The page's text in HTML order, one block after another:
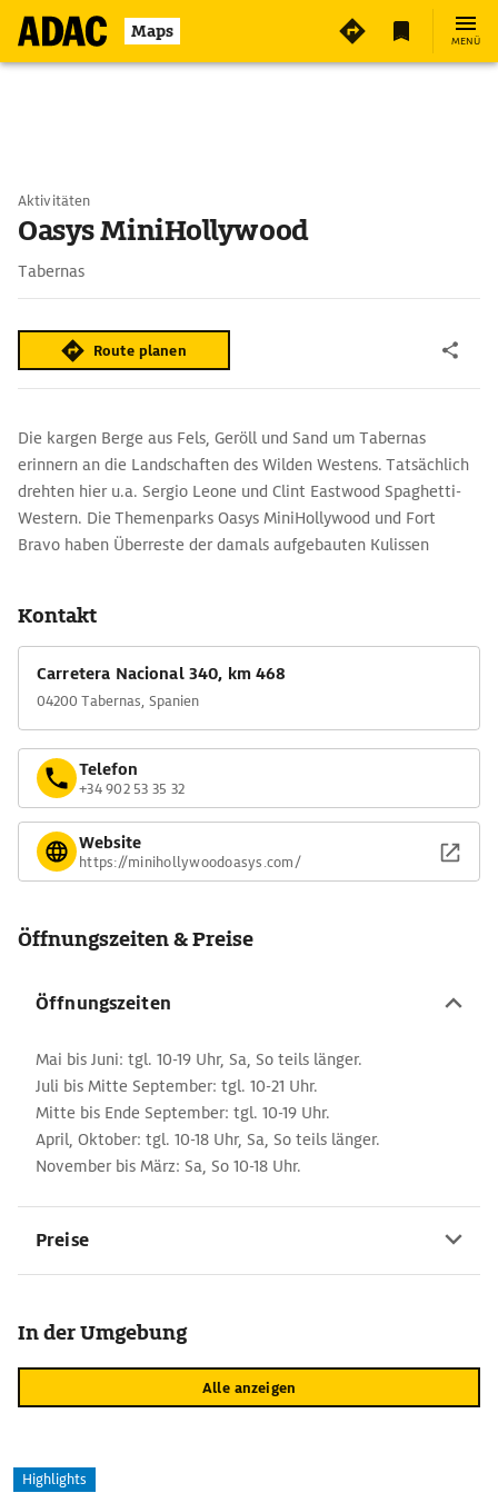
Maps MENÜ
Aktivitäten
Oasys MiniHollywood
Tabernas
Route planen
Die kargen Berge aus Fels, Geröll und Sand um Tabernas
erinnern an die Landschaften des Wilden Westens. Tatsächlich
drehten hier u.a. Sergio Leone und Clint Eastwood Spaghetti-
Western. Die Themenparks Oasys MiniHollywood und Fort
Bravo haben Überreste der damals aufgebauten Kulissen
spektakulären Shows zur Freude kleiner und großer Kinder zum
vergnüglichen Leben erweckt.
Kontakt
Carretera Nacional 340, km 468
04200 Tabernas, Spanien
Telefon
+34 902 53 35 32
Website
https://minihollywoodoasys.com/
Öffnungszeiten & Preise
Öffnungszeiten
Mai bis Juni: tgl. 10-19 Uhr, Sa, So teils länger.
Juli bis Mitte September: tgl. 10-21 Uhr.
Mitte bis Ende September: tgl. 10-19 Uhr.
April, Oktober: tgl. 10-18 Uhr, Sa, So teils länger.
November bis März: Sa, So 10-18 Uhr.
Preise
In der Umgebung
Alle anzeigen
Highlights